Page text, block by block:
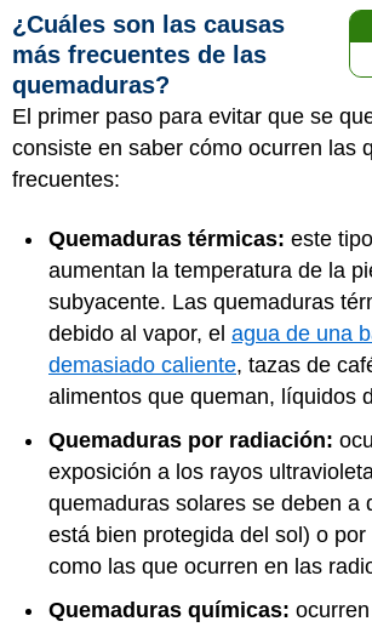
¿Cuáles son las causas
más frecuentes de las
quemaduras?
El primer paso para evitar que se
consiste en saber cómo ocurren las
frecuentes:
Quemaduras térmicas: este
aumentan la temperatura de la
subyacente. Las quemaduras
debido al vapor, el agua de una
demasiado caliente, tazas de
alimentos que queman, líquidos
Quemaduras por radiación:
exposición a los rayos
quemaduras solares se deben a
está bien protegida del sol) o por
como las que ocurren en las
Quemaduras químicas: